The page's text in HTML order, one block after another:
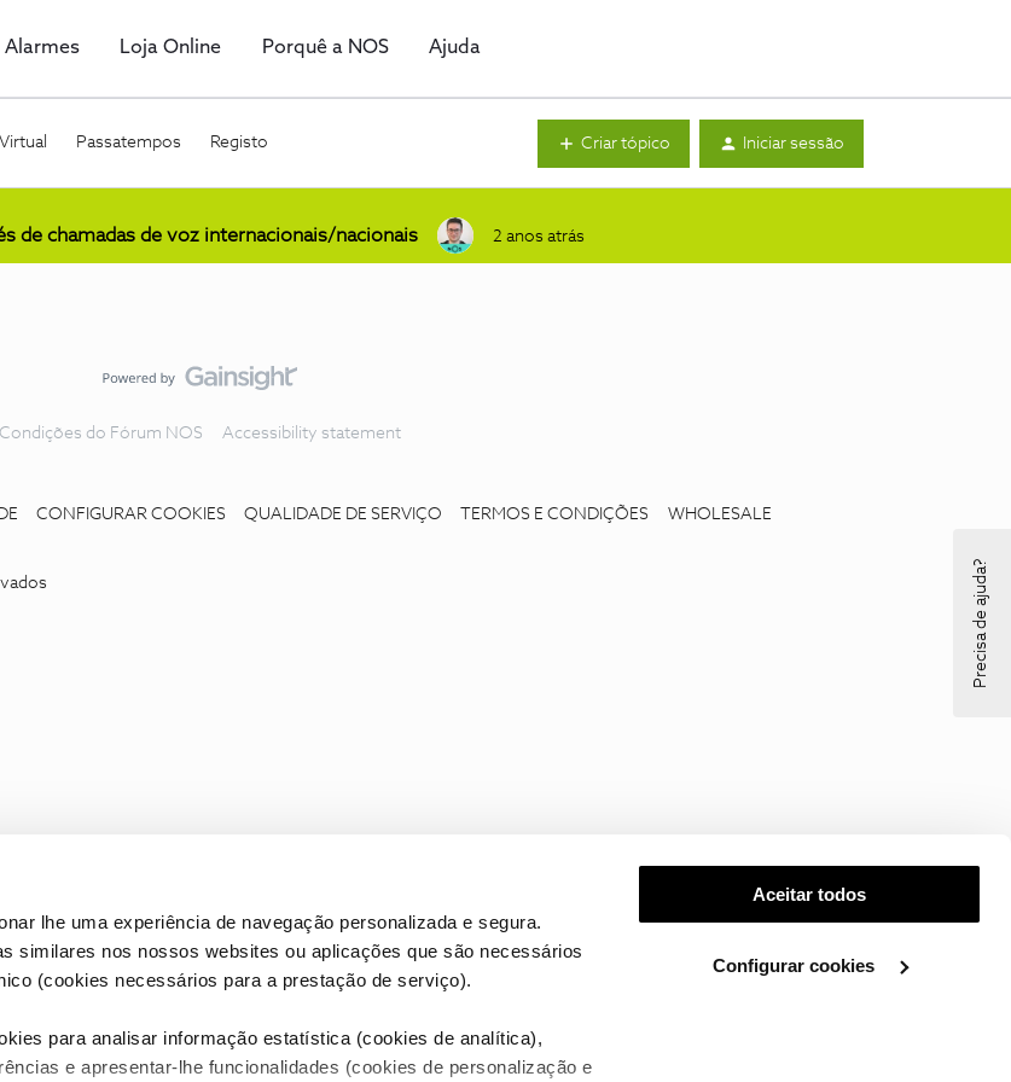
lhe uma experiência de navegação personalizada e segura.
similares nos nossos websites ou aplicações que são necessários
(cookies necessários para a prestação de serviço).
para analisar informação estatística (cookies de analítica),
e apresentar-lhe funcionalidades (cookies de personalização e
Aceitar todos
Configurar cookies
Alarmes Loja Online Porquê a NOS Ajuda
Passatempos Registo Criar tópico Iniciar sessão
de chamadas de voz internacionais/nacionais 2 anos atrás
Condições do Fórum NOS Accessibility statement
CONFIGURAR COOKIES QUALIDADE DE SERVIÇO TERMOS E CONDIÇÕES WHOLESALE
Precisa de ajuda?